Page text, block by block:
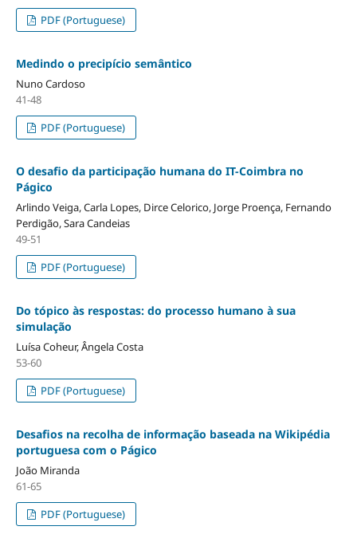
PDF (Portuguese)
Medindo o precipício semântico
Nuno Cardoso
41-48
PDF (Portuguese)
O desafio da participação humana do IT-Coimbra no
Págico
Arlindo Veiga, Carla Lopes, Dirce Celorico, Jorge Proença, Fernando
Perdigão, Sara Candeias
49-51
PDF (Portuguese)
Do tópico às respostas: do processo humano à sua
simulação
Luísa Coheur, Ângela Costa
53-60
PDF (Portuguese)
Desafios na recolha de informação baseada na Wikipédia
portuguesa com o Págico
João Miranda
61-65
PDF (Portuguese)